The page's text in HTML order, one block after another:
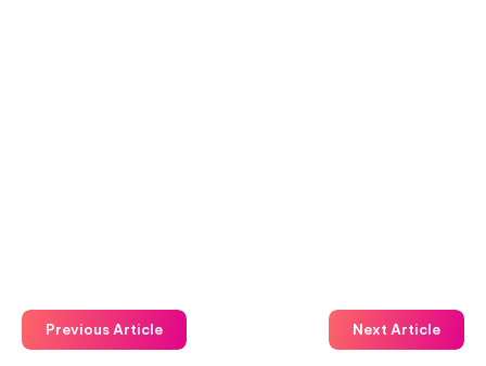
Previous Article Next Article